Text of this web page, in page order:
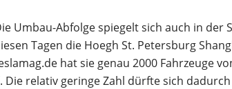
Umbau-Abfolge spiegelt sich auch in der
Tagen die Hoegh St. Petersburg
hat sie genau 2000 Fahrzeuge
Die relativ geringe Zahl dürfte sich